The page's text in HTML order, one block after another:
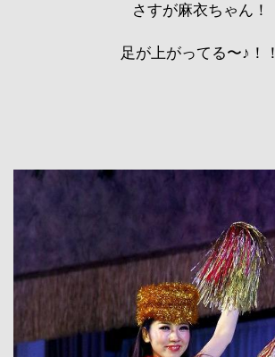
さすが麻衣ちゃん！
足が上がってる〜♪！！